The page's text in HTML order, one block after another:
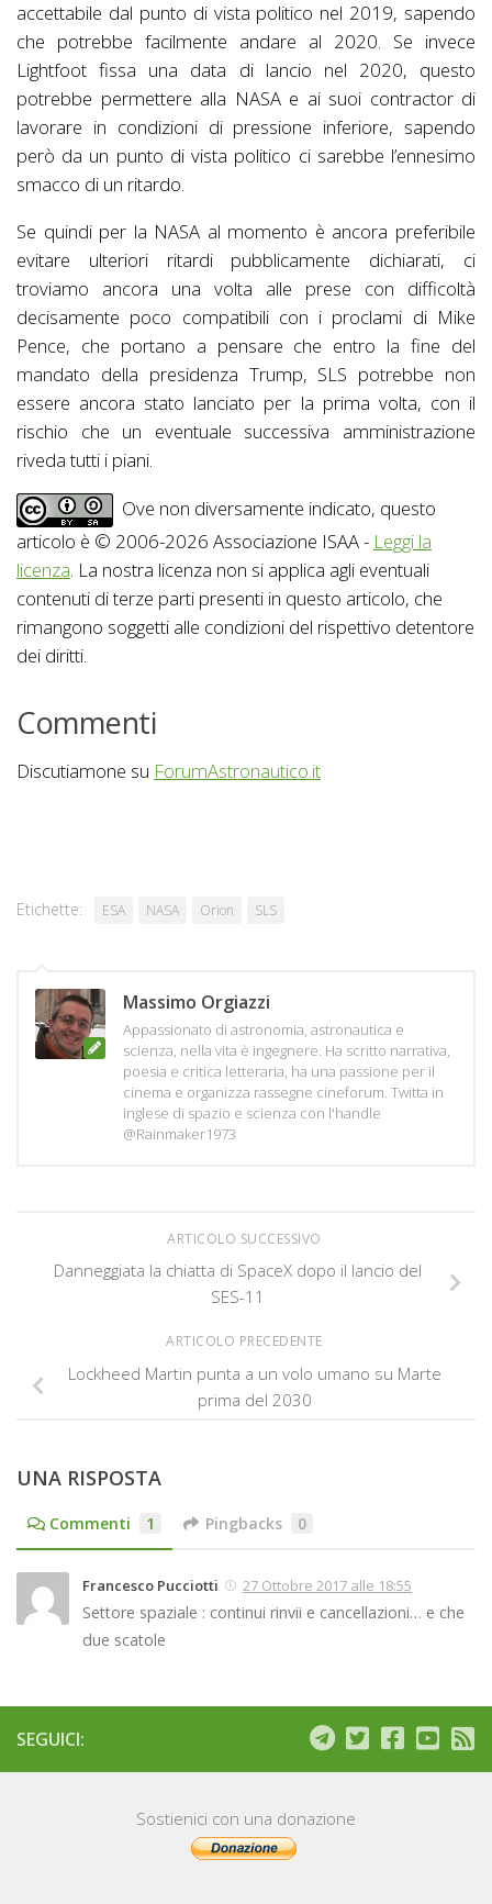
accettabile dal punto di vista politico nel 2019, sapendo
che potrebbe facilmente andare al 2020. Se invece
Lightfoot fissa una data di lancio nel 2020, questo
potrebbe permettere alla NASA e ai suoi contractor di
lavorare in condizioni di pressione inferiore, sapendo
però da un punto di vista politico ci sarebbe l’ennesimo
smacco di un ritardo.
Se quindi per la NASA al momento è ancora preferibile
evitare ulteriori ritardi pubblicamente dichiarati, ci
troviamo ancora una volta alle prese con difficoltà
decisamente poco compatibili con i proclami di Mike
Pence, che portano a pensare che entro la fine del
mandato della presidenza Trump, SLS potrebbe non
essere ancora stato lanciato per la prima volta, con il
rischio che un eventuale successiva amministrazione
riveda tutti i piani.
Ove non diversamente indicato, questo
articolo è © 2006-2026 Associazione ISAA - Leggi la
licenza. La nostra licenza non si applica agli eventuali
contenuti di terze parti presenti in questo articolo, che
rimangono soggetti alle condizioni del rispettivo detentore
dei diritti.
Commenti
Discutiamone su ForumAstronautico.it
Etichette: ESA NASA Orion SLS
Massimo Orgiazzi
Appassionato di astronomia, astronautica e
scienza, nella vita è ingegnere. Ha scritto narrativa,
poesia e critica letteraria, ha una passione per il
cinema e organizza rassegne cineforum. Twitta in
inglese di spazio e scienza con l'handle
@Rainmaker1973
ARTICOLO SUCCESSIVO
Danneggiata la chiatta di SpaceX dopo il lancio del
SES-11
ARTICOLO PRECEDENTE
Lockheed Martin punta a un volo umano su Marte
prima del 2030
UNA RISPOSTA
Commenti 1 Pingbacks 0
Francesco Pucciotti 27 Ottobre 2017 alle 18:55
Settore spaziale : continui rinvii e cancellazioni… e che
due scatole
SEGUICI:
Sostienici con una donazione